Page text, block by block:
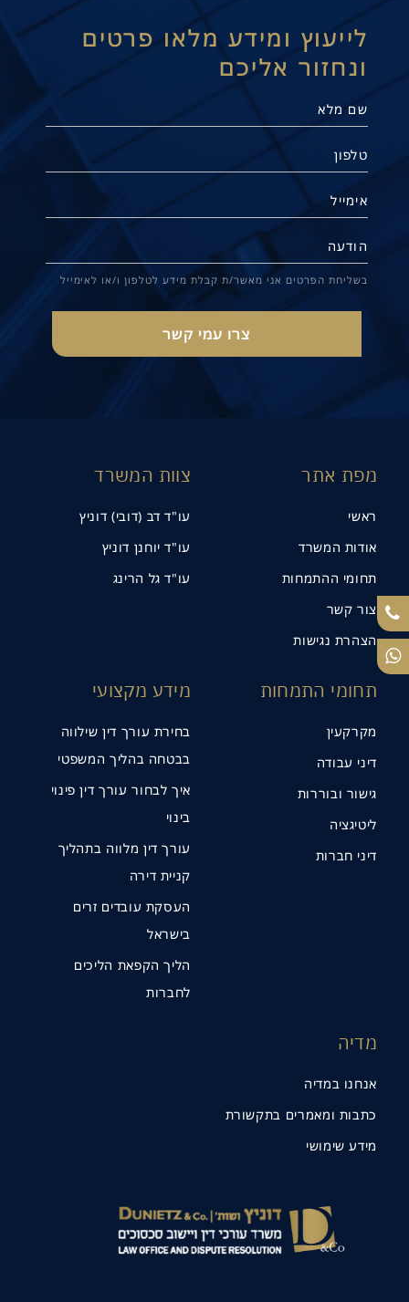
לייעוץ ומידע מלאו פרטים
ונחזור אליכם
בשליחת הפרטים אני מאשר/ת קבלת מידע לטלפון ו/או לאימייל
מפת אתר
ראשי
אודות המשרד
תחומי ההתמחות
צור קשר
הצהרת נגישות
צוות המשרד
עו"ד דב (דובי) דוניץ
עו"ד יוחנן דוניץ
עו"ד גל הרינג
תחומי התמחות
מקרקעין
דיני עבודה
גישור ובוררות
ליטיגציה
דיני חברות
מידע מקצועי
בחירת עורך דין שילווה
בבטחה בהליך המשפטי
איך לבחור עורך דין פינוי
בינוי
עורך דין מלווה בתהליך
קניית דירה
העסקת עובדים זרים
בישראל
הליך הקפאת הליכים
לחברות
מדיה
אנחנו במדיה
כתבות ומאמרים בתקשורת
מידע שימושי